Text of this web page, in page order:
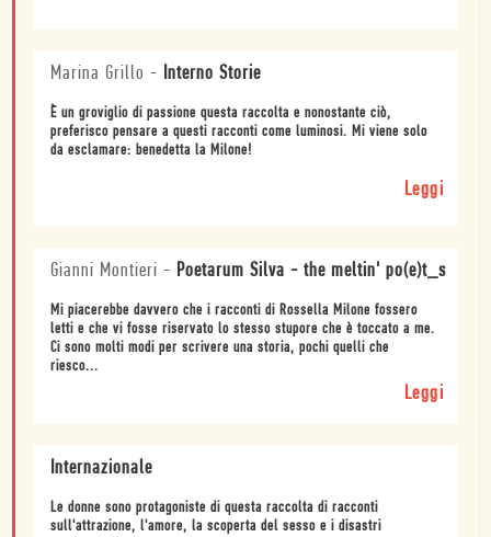
Marina Grillo - Interno Storie
È un groviglio di passione questa raccolta e nonostante ciò,
preferisco pensare a questi racconti come luminosi. Mi viene solo
da esclamare: benedetta la Milone!
Leggi
Gianni Montieri - Poetarum Silva - the meltin' po(e)t_s
Mi piacerebbe davvero che i racconti di Rossella Milone fossero
letti e che vi fosse riservato lo stesso stupore che è toccato a me.
Ci sono molti modi per scrivere una storia, pochi quelli che
riesco...
Leggi
Internazionale
Le donne sono protagoniste di questa raccolta di racconti
sull'attrazione, l'amore, la scoperta del sesso e i disastri